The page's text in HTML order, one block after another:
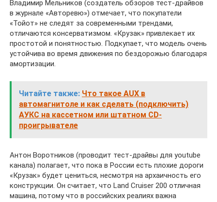
Владимир Мельников (создатель обзоров тест-драйвов
в журнале «Авторевю») отмечает, что покупатели
«Тойот» не следят за современными трендами,
отличаются консерватизмом. «Крузак» привлекает их
простотой и понятностью. Подкупает, что модель очень
устойчива во время движения по бездорожью благодаря
амортизации.
Читайте также: Что такое AUX в
автомагнитоле и как сделать (подключить)
АУКС на кассетном или штатном CD-
проигрывателе
Антон Воротников (проводит тест-драйвы для youtube
канала) полагает, что пока в России есть плохие дороги
«Крузак» будет цениться, несмотря на архаичность его
конструкции. Он считает, что Land Cruiser 200 отличная
машина, потому что в российских реалиях важна